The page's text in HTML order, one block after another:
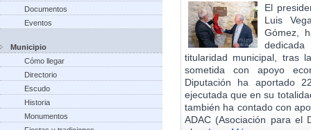
Documentos
Eventos
Municipio
Cómo llegar
Directorio
Escudo
Historia
Monumentos
El
Luis
Gómez,
titularidad municipal, tras
sometida con apoyo
Diputación ha aportado
ejecutada que en su
también ha contado con
ADAC (Asociación para el